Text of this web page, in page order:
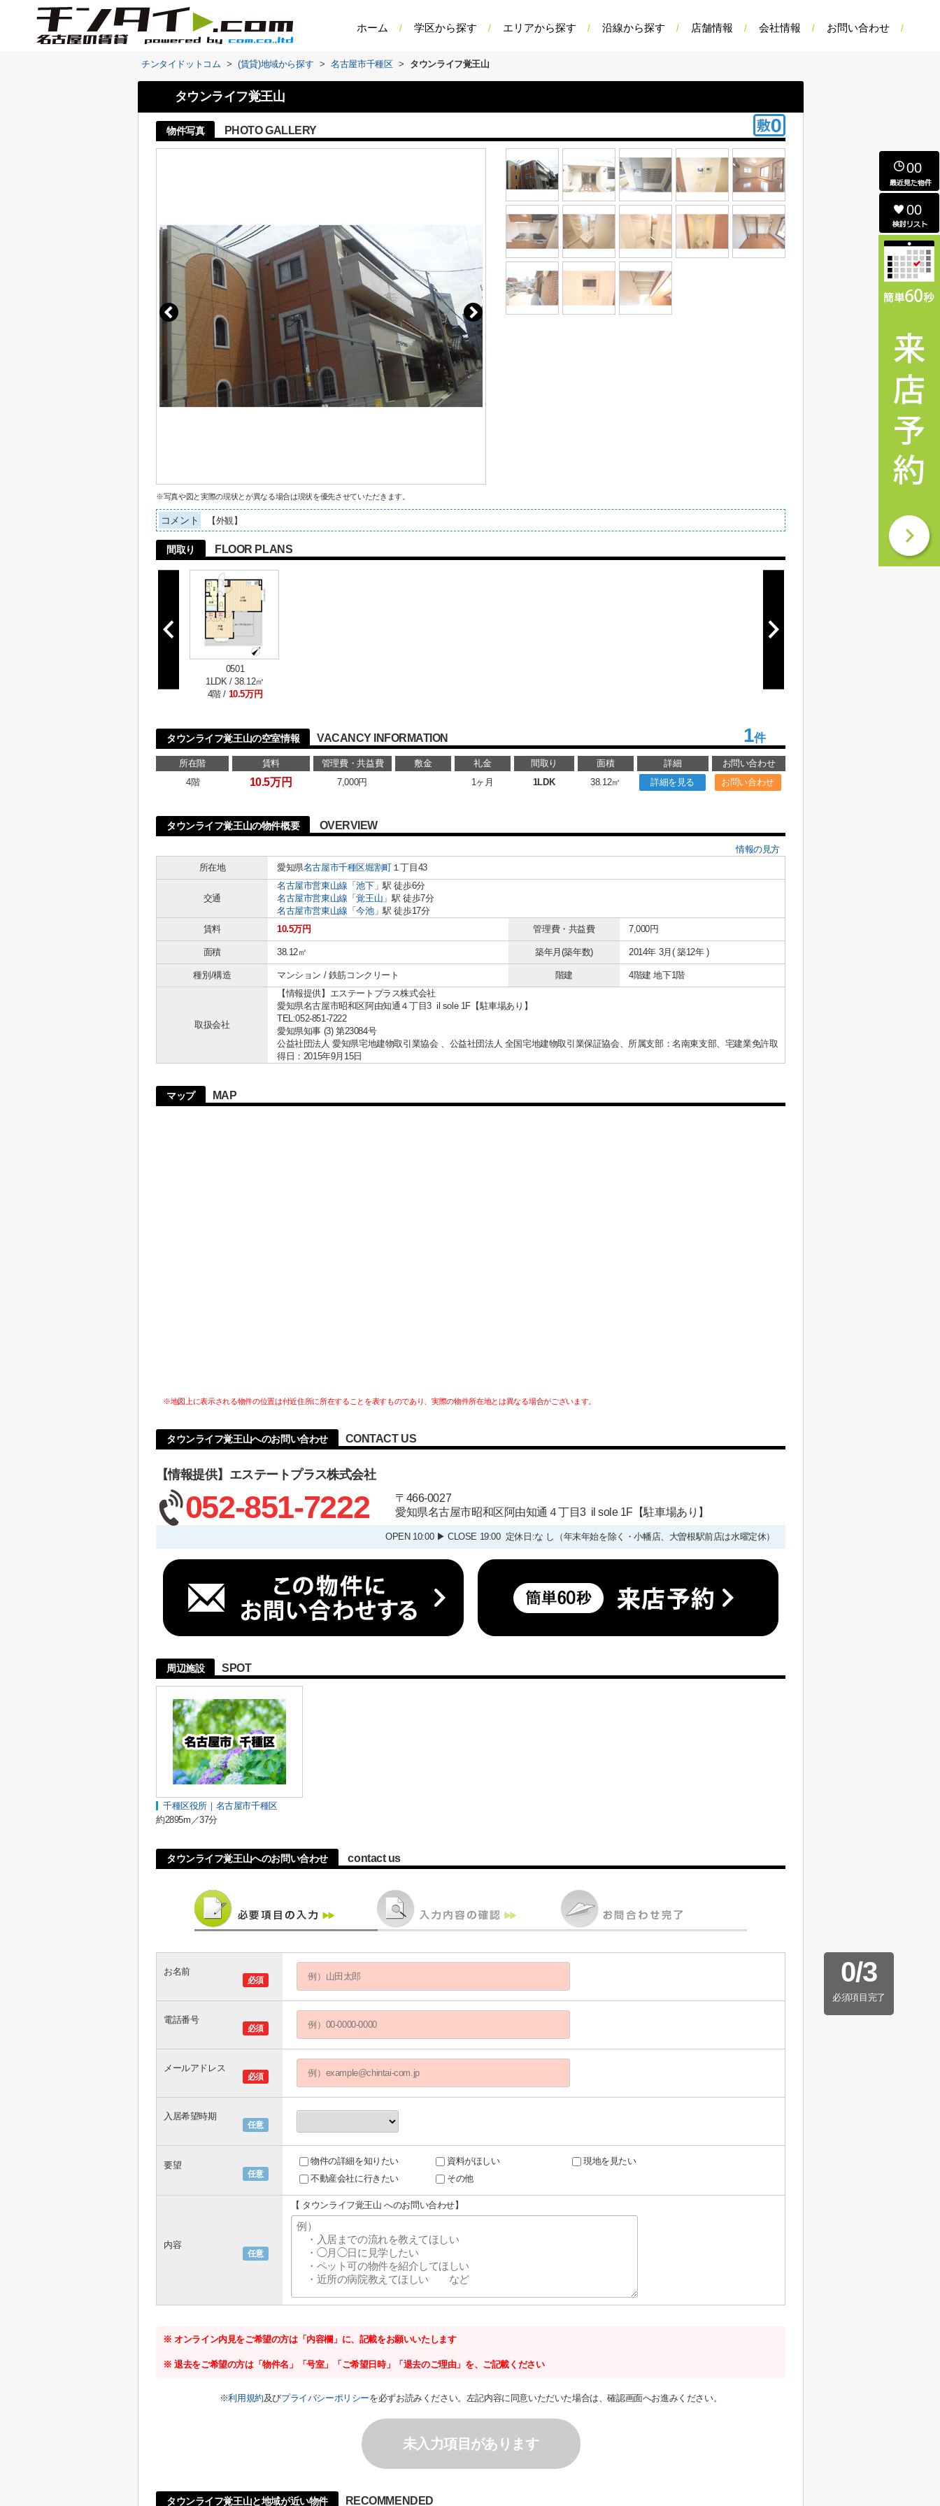
ホーム 学区から探す エリアから探す 沿線から探す 店舗情報 会社情報 お問い合わせ
チンタイドットコム > (賃貸)地域から探す > 名古屋市千種区 > タウンライフ覚王山
タウンライフ覚王山
物件写真 PHOTO GALLERY
※写真や図と実際の現状とが異なる場合は現状を優先させていただきます。
コメント 【外観】
間取り FLOOR PLANS
0501
1LDK / 38.12㎡
4階 / 10.5万円
タウンライフ覚王山の空室情報 VACANCY INFORMATION 1件
所在階 賃料 管理費・共益費 敷金 礼金 間取り 面積 詳細
お問い合わせ
4階
10.5万円 7,000円 1ヶ月 1LDK 38.12㎡ 詳細を見る お問い合わせ
タウンライフ覚王山の物件概要 OVERVIEW
情報の見方
所在地
愛知県名古屋市千種区堀割町１丁目43
交通
名古屋市営東山線 「池下」駅 徒歩6分
名古屋市営東山線 「覚王山 」駅 徒歩7分
名古屋市営東山線 「今池」駅 徒歩17分
賃料
10.5万円 管理費・共益費 7,000円
面積 38.12㎡ 築年月(築年数) 2014年 3月( 築12年 )
種別/構造 マンション / 鉄筋コンクリート 階建 4階建 地下1階
取扱会社
【情報提供】エステートプラス株式会社
愛知県名古屋市昭和区阿由知通４丁目3 il sole 1F【駐車場あり】
TEL:052-851-7222
愛知県知事 (3) 第23084号
公益社団法人 愛知県宅地建物取引業協会 、公益社団法人 全国宅地建物取引業保証協会、所属支部：名南東支部、宅建業免許取
得日：2015年9月15日
マップ MAP
※地図上に表示される物件の位置は付近住所に所在することを表すものであり、実際の物件所在地とは異なる場合がございます。
タウンライフ覚王山へのお問い合わせ CONTACT US
【情報提供】エステートプラス株式会社
052-851-7222
〒466-0027
愛知県名古屋市昭和区阿由知通４丁目3 il sole 1F【駐車場あり】
OPEN 10:00 ▶ CLOSE 19:00 定休日:な し（年末年始を除く・小幡店、大曽根駅前店は水曜定休）
周辺施設 SPOT
千種区役所｜名古屋市千種区
約2895m／37分
タウンライフ覚王山へのお問い合わせ contact us
0/3
必須項目完了
必須
お名前
必須
電話番号
必須
メールアドレス
任意
入居希望時期
任意
要望 物件の詳細を知りたい 資料がほしい
現地を見たい
不動産会社に行きたい
その他
任意
内容
【 タウンライフ覚王山 へのお問い合わせ】
※ オンライン内見をご希望の方は「内容欄」に、記載をお願いいたします
※ 退去をご希望の方は「物件名」「号室」「ご希望日時」「退去のご理由」を、ご記載ください
※利用規約及びプライバシーポリシーを必ずお読みください。左記内容に同意いただいた場合は、確認画面へお進みください。
未入力項目があります
タウンライフ覚王山と地域が近い物件 RECOMMENDED
00
00